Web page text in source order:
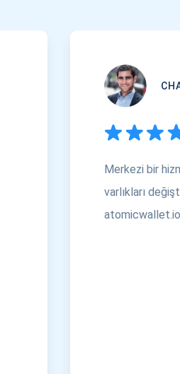
Merkezi bir
varlıkları
atomicwallet.io